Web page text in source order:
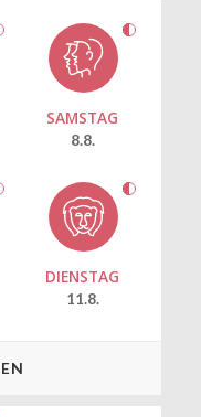
SAMSTAG
8.8.
DIENSTAG
11.8.